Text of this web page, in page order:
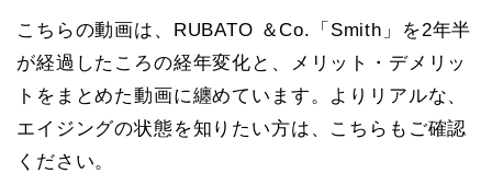
こちらの動画は、RUBATO ＆Co.「Smith」を2年半
が経過したころの経年変化と、メリット・デメリッ
トをまとめた動画に纏めています。よりリアルな、
エイジングの状態を知りたい方は、こちらもご確認
ください。